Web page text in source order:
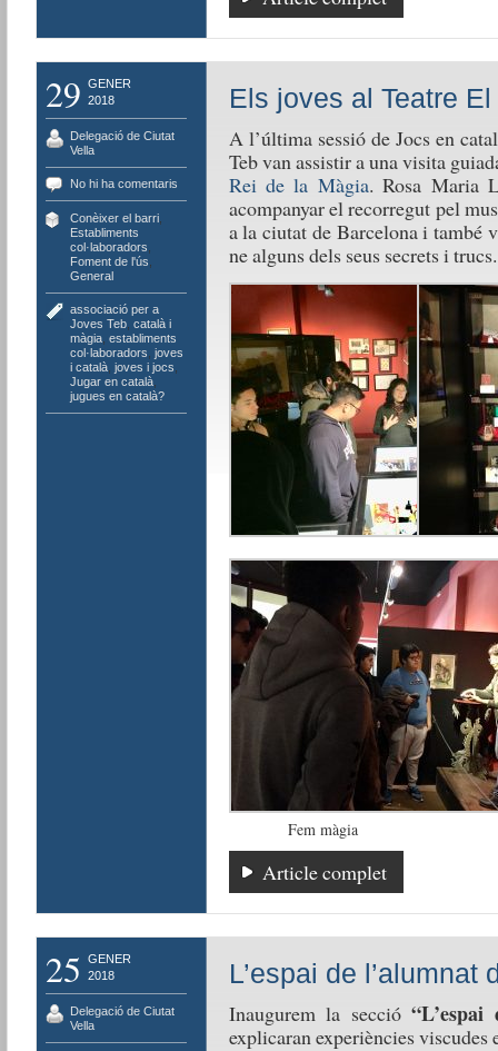
29 GENER
2018
Delegació de Ciutat
Vella
No hi ha comentaris
Conèixer el barri,
Establiments
col·laboradors
Foment de l'ús
General
associació per a
Joves Teb, català i
màgia, establiments
col·laboradors joves
i català, joves i jocs
Jugar en català,
jugues en català?
Els joves al Teatre
A l’última sessió de Jocs en
Teb van assistir a una visita
Rei de la Màgia. Rosa Maria
acompanyar el recorregut pel
a la ciutat de Barcelona i també
ne alguns dels seus secrets i trucs.
Fem màgia
Article complet
25
GENER
2018
Delegació de Ciutat
Vella
L’espai de l’alumnat
Inaugurem la secció“L’espai
explicaran experiències viscudes